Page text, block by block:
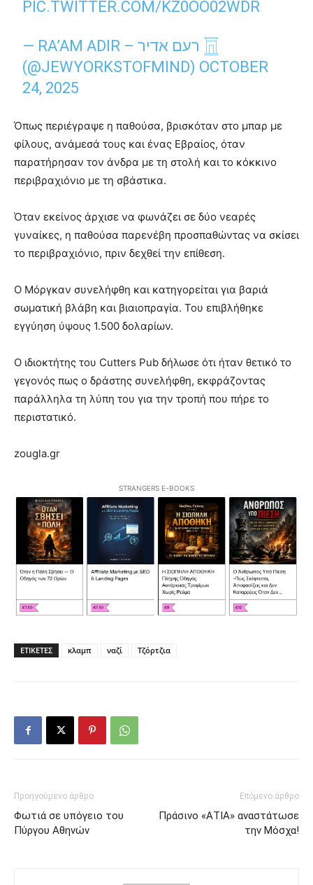
PIC.TWITTER.COM/KZ0OO02WDR
— RA’AM ADIR – רעם אדיר 𓉱
(@JEWYORKSTOFMIND) OCTOBER
24, 2025
Όπως περιέγραψε η παθούσα, βρισκόταν στο μπαρ με
φίλους, ανάμεσά τους και ένας Εβραίος, όταν
παρατήρησαν τον άνδρα με τη στολή και το κόκκινο
περιβραχιόνιο με τη σβάστικα.
Όταν εκείνος άρχισε να φωνάζει σε δύο νεαρές
γυναίκες, η παθούσα παρενέβη προσπαθώντας να σκίσει
το περιβραχιόνιο, πριν δεχθεί την επίθεση.
Ο Μόργκαν συνελήφθη και κατηγορείται για βαριά
σωματική βλάβη και βιαιοπραγία. Του επιβλήθηκε
εγγύηση ύψους 1.500 δολαρίων.
Ο ιδιοκτήτης του Cutters Pub δήλωσε ότι ήταν θετικό το
γεγονός πως ο δράστης συνελήφθη, εκφράζοντας
παράλληλα τη λύπη του για την τροπή που πήρε το
περιστατικό.
zougla.gr
STRANGERS E-BOOKS
ΕΤΙΚΕΤΕΣ κλαμπ ναζί Τζόρτζια
Προηγούμενο άρθρο
Φωτιά σε υπόγειο του
Πύργου Αθηνών
Επόμενο άρθρο
Πράσινο «ΑΤΙΑ» αναστάτωσε
την Μόσχα!